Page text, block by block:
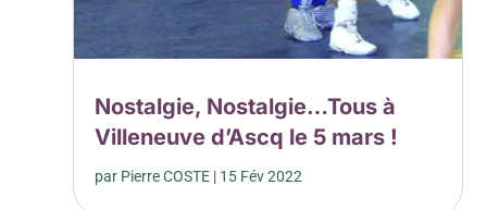
Nostalgie, Nostalgie…Tous à
Villeneuve d’Ascq le 5 mars !
par Pierre COSTE | 15 Fév 2022